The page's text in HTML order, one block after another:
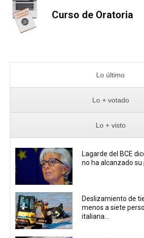
Curso de Oratoria
Lo último
Lo + votado
Lo + visto
Lagarde del BCE
no ha alcanzado su
Deslizamiento de
menos a siete
italiana...